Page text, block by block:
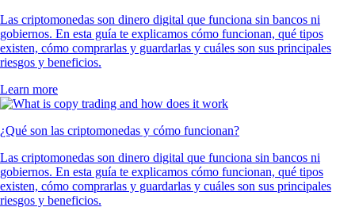
Las criptomonedas son dinero digital que funciona sin bancos ni
gobiernos. En esta guía te explicamos cómo funcionan, qué tipos
existen, cómo comprarlas y guardarlas y cuáles son sus principales
riesgos y beneficios.
Learn more
¿Qué son las criptomonedas y cómo funcionan?
Las criptomonedas son dinero digital que funciona sin bancos ni
gobiernos. En esta guía te explicamos cómo funcionan, qué tipos
existen, cómo comprarlas y guardarlas y cuáles son sus principales
riesgos y beneficios.